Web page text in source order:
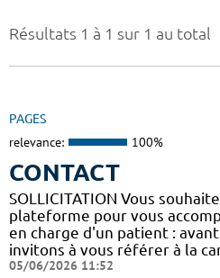
Résultats 1 à 1 sur 1 au total
PAGES
relevance: 100%
CONTACT
SOLLICITATION Vous
plateforme pour vous
en charge d'un patient :
invitons à vous référer à la
05/06/2026 11:52